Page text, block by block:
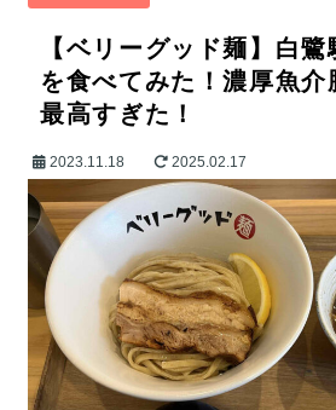
【ベリーグッド麺】白
を食べてみた！濃厚魚
最高すぎた！
2023.11.18 2025.02.17